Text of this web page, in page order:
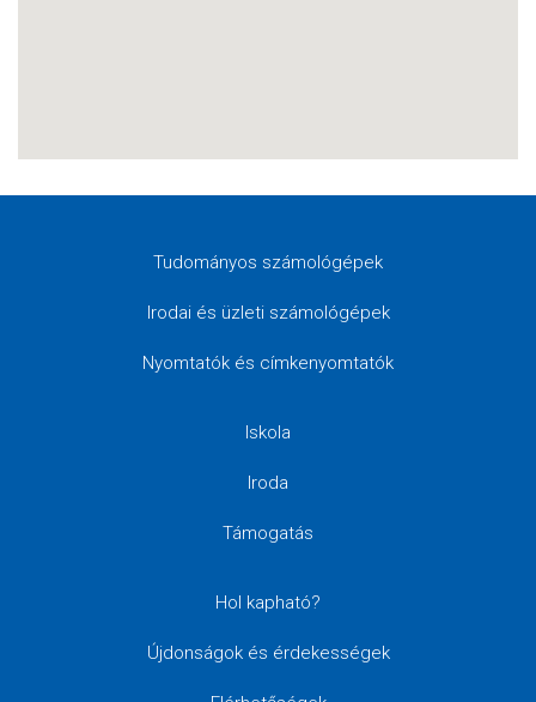
Tudományos számológépek
Irodai és üzleti számológépek
Nyomtatók és címkenyomtatók
Iskola
Iroda
Támogatás
Hol kapható?
Újdonságok és érdekességek